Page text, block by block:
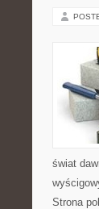
świat
Strona